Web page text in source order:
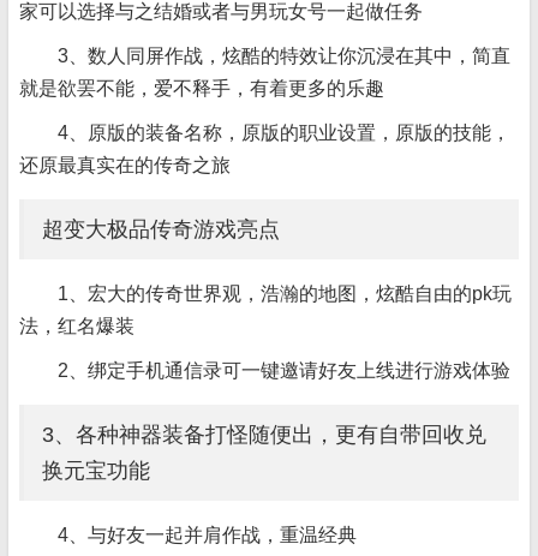
家可以选择与之结婚或者与男玩女号一起做任务
3、数人同屏作战，炫酷的特效让你沉浸在其中，简直
就是欲罢不能，爱不释手，有着更多的乐趣
4、原版的装备名称，原版的职业设置，原版的技能，
还原最真实在的传奇之旅
超变大极品传奇游戏亮点
1、宏大的传奇世界观，浩瀚的地图，炫酷自由的pk玩
法，红名爆装
2、绑定手机通信录可一键邀请好友上线进行游戏体验
3、各种神器装备打怪随便出，更有自带回收兑
换元宝功能
4、与好友一起并肩作战，重温经典